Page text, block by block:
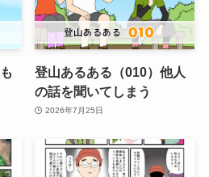
登山あるある（010）他人
の話を聞いてしまう
2026年7月25日